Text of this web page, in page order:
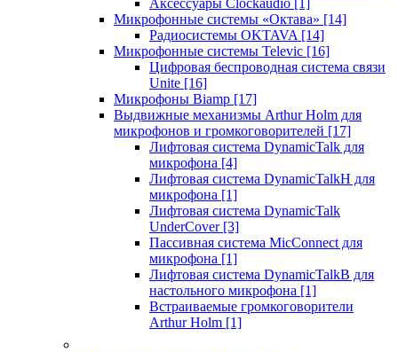
Аксессуары Clockaudio [1]
Микрофонные системы «Октава» [14]
Радиосистемы OKTAVA [14]
Микрофонные системы Televic [16]
Цифровая беспроводная система связи
Unite [16]
Микрофоны Biamp [17]
Выдвижные механизмы Arthur Holm для
микрофонов и громкоговорителей [17]
Лифтовая система DynamicTalk для
микрофона [4]
Лифтовая система DynamicTalkH для
микрофона [1]
Лифтовая система DynamicTalk
UnderCover [3]
Пассивная система MicConnect для
микрофона [1]
Лифтовая система DynamicTalkB для
настольного микрофона [1]
Встраиваемые громкоговорители
Arthur Holm [1]